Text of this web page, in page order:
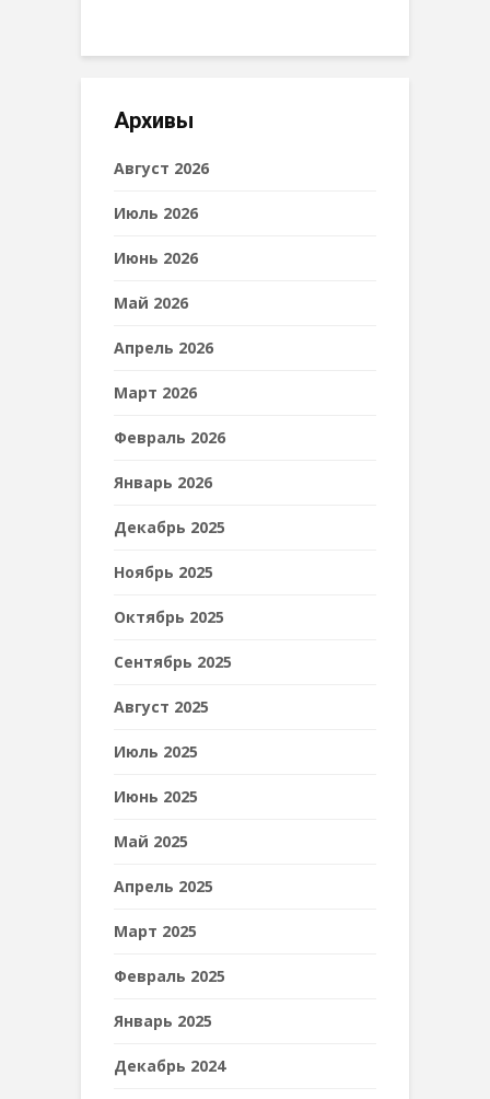
Архивы
Август 2026
Июль 2026
Июнь 2026
Май 2026
Апрель 2026
Март 2026
Февраль 2026
Январь 2026
Декабрь 2025
Ноябрь 2025
Октябрь 2025
Сентябрь 2025
Август 2025
Июль 2025
Июнь 2025
Май 2025
Апрель 2025
Март 2025
Февраль 2025
Январь 2025
Декабрь 2024